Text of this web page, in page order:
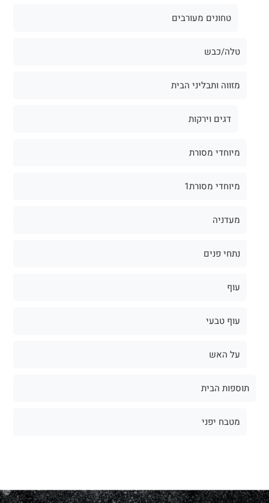
טחונים מעורבים
טלה/כבש
מזווה ותבליני הבית
דגים וירקות
מיוחדי מסורת
מיוחדי מסורת1
מעדניה
נתחי פנים
עוף
עוף טבעי
על האש
תוספות הבית
מטבח יפני